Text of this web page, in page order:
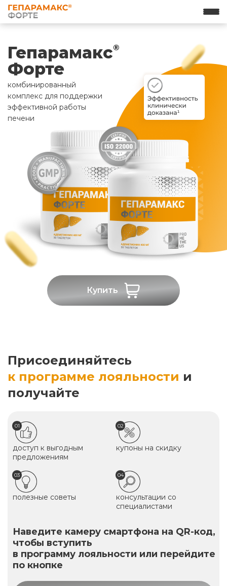
Гепарамакс®
Форте
комбинированный
комплекс для поддержки
эффективной работы
печени
Купить
Присоединяйтесь
к программе лояльности и
получайте
01
доступ к выгодным
предложениям
02
купоны на скидку
03
полезные советы
04
консультации со
специалистами
Наведите камеру смартфона на QR-код,
чтобы вступить
в программу лояльности или перейдите
по кнопке